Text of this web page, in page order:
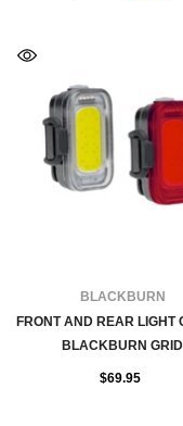
FOURNISSEUR:BLACKBURN
FRONT AND REAR LIGHT
BLACKBURN GRID
$69.95